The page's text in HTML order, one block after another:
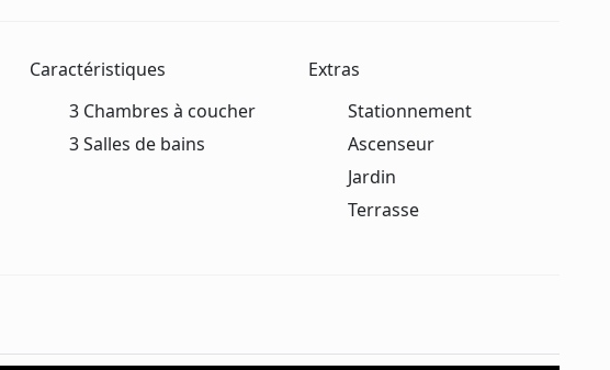
Caractéristiques
3 Chambres à coucher
3 Salles de bains
Extras
Stationnement
Ascenseur
Jardin
Terrasse